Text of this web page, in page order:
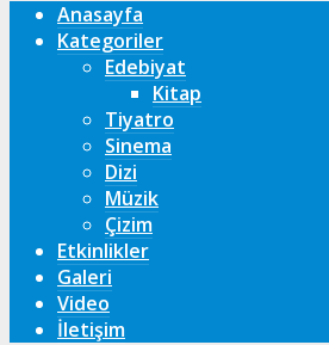
Anasayfa
Kategoriler
Edebiyat
Kitap
Tiyatro
Sinema
Dizi
Müzik
Çizim
Etkinlikler
Galeri
Video
İletişim